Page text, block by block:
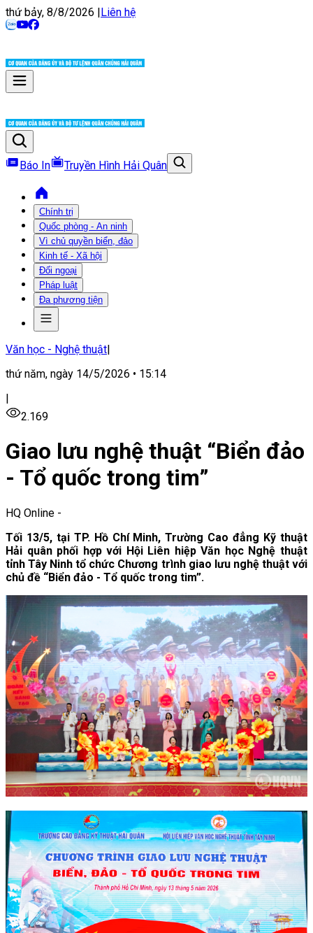
thứ bảy, 8/8/2026 |Liên hệ
Báo In Truyền Hình Hải Quân
Chính trị
Quốc phòng - An ninh
Vì chủ quyền biển, đảo
Kinh tế - Xã hội
Đối ngoại
Pháp luật
Đa phương tiện
Văn học - Nghệ thuật|
thứ năm, ngày 14/5/2026 • 15:14
|
2.169
Giao lưu nghệ thuật “Biển đảo
- Tổ quốc trong tim”
HQ Online -
Tối 13/5, tại TP. Hồ Chí Minh, Trường Cao đẳng Kỹ thuật
Hải quân phối hợp với Hội Liên hiệp Văn học Nghệ thuật
tỉnh Tây Ninh tổ chức Chương trình giao lưu nghệ thuật với
chủ đề “Biển đảo - Tổ quốc trong tim”.